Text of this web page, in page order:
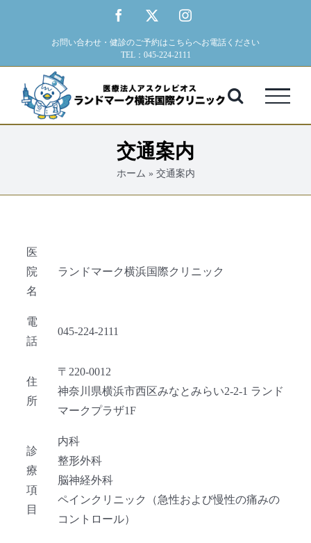
Facebook Instagram
お問い合わせ・健診のご予約はこちらへお電話ください
TEL：045-224-2111
交通案内
ホーム » 交通案内
医
院
名
ランドマーク横浜国際クリニック
電
話
045-224-2111
住
所
〒220-0012
神奈川県横浜市西区みなとみらい2-2-1 ランド
マークプラザ1F
診
療
項
目
内科
整形外科
脳神経外科
ペインクリニック（急性および慢性の痛みの
コントロール）